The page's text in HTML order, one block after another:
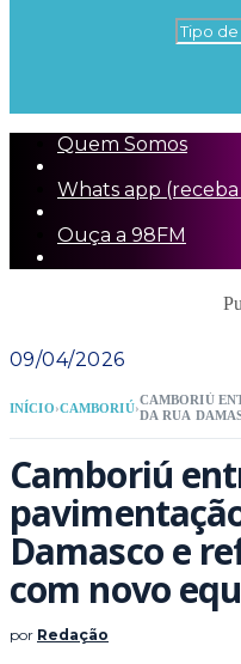
Quem Somos
Whats app (receba
Ouça a 98FM
09/04/2026
INÍCIO›CAMBORIÚ›
CAMBORIÚ
DA RUA
Camboriú
Damasco e
com novo
por Redação